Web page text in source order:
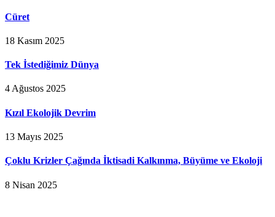
Cüret
18 Kasım 2025
Tek İstediğimiz Dünya
4 Ağustos 2025
Kızıl Ekolojik Devrim
13 Mayıs 2025
Çoklu Krizler Çağında İktisadi Kalkınma, Büyüme ve Ekoloji
8 Nisan 2025